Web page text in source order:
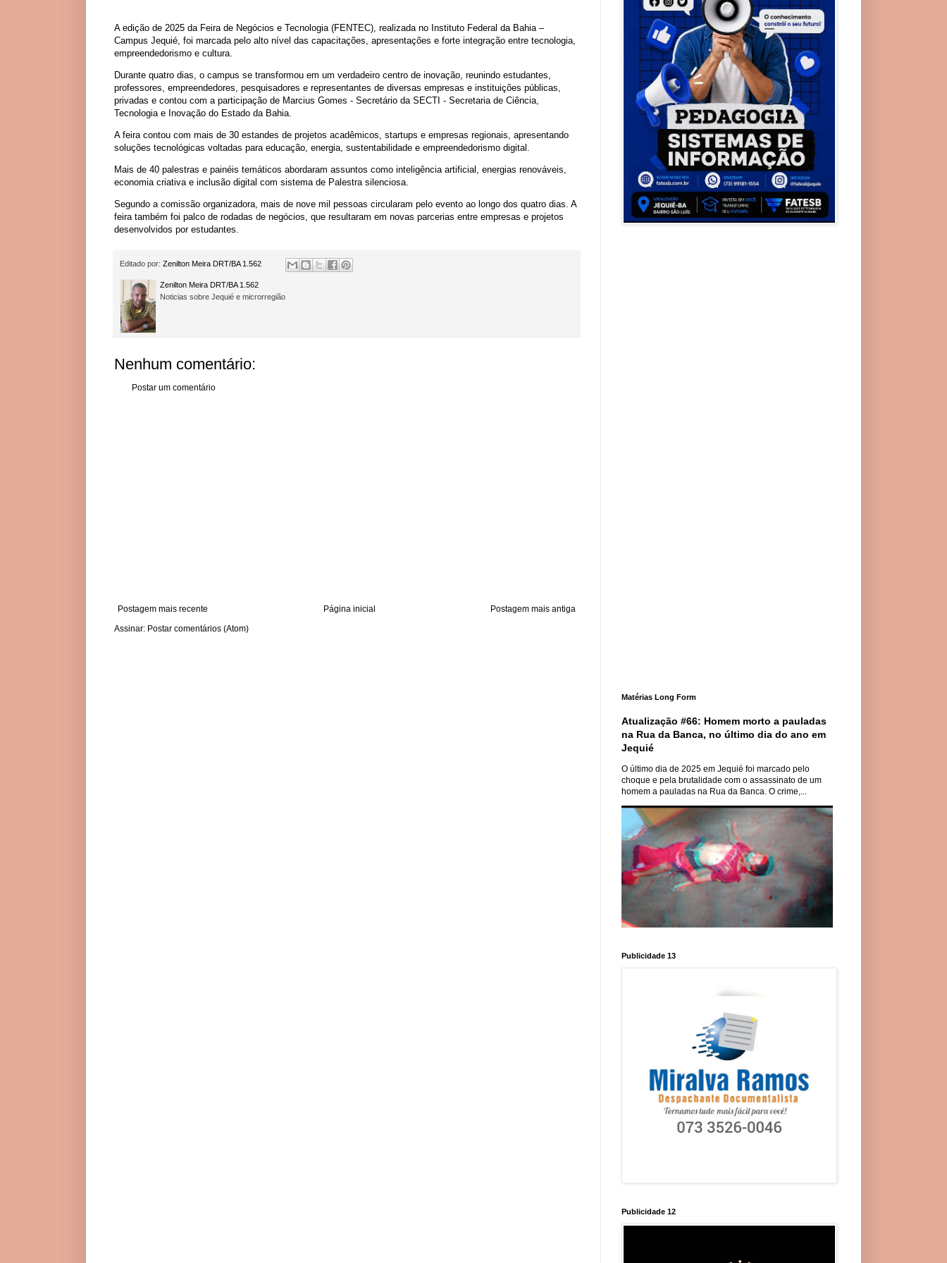
A edição de 2025 da Feira de Negócios e Tecnologia (FENTEC), realizada no Instituto Federal da Bahia –
Campus Jequié, foi marcada pelo alto nível das capacitações, apresentações e forte integração entre tecnologia,
empreendedorismo e cultura.
Durante quatro dias, o campus se transformou em um verdadeiro centro de inovação, reunindo estudantes,
professores, empreendedores, pesquisadores e representantes de diversas empresas e instituições públicas,
privadas e contou com a participação de Marcius Gomes - Secretário da SECTI - Secretaria de Ciência,
Tecnologia e Inovação do Estado da Bahia.
A feira contou com mais de 30 estandes de projetos acadêmicos, startups e empresas regionais, apresentando
soluções tecnológicas voltadas para educação, energia, sustentabilidade e empreendedorismo digital.
Mais de 40 palestras e painéis temáticos abordaram assuntos como inteligência artificial, energias renováveis,
economia criativa e inclusão digital com sistema de Palestra silenciosa.
Segundo a comissão organizadora, mais de nove mil pessoas circularam pelo evento ao longo dos quatro dias. A
feira também foi palco de rodadas de negócios, que resultaram em novas parcerias entre empresas e projetos
desenvolvidos por estudantes.
Editado por: Zenilton Meira DRT/BA 1.562
Zenilton Meira DRT/BA 1.562
Noticias sobre Jequié e microrregião
Nenhum comentário:
Postar um comentário
Postagem mais recente Postagem mais antiga
Página inicial
Assinar: Postar comentários (Atom)
Matérias Long Form
Atualização #66: Homem morto a pauladas
na Rua da Banca, no último dia do ano em
Jequié
O último dia de 2025 em Jequié foi marcado pelo
choque e pela brutalidade com o assassinato de um
homem a pauladas na Rua da Banca. O crime,...
Publicidade 13
Publicidade 12